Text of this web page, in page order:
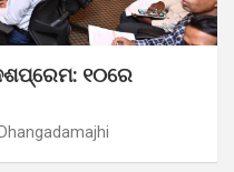
୧୦ରେ